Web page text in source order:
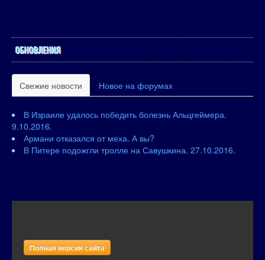
ОБНОВЛЕНИЯ
Свежие новости Новое на форумах
В Израиле удалось победить болезнь Альцгеймера.
9.10.2016.
Армани отказался от меха. А вы?
В Питере подожгли тролле на Савушкина. 27.10.2016.
Полная версия сайта